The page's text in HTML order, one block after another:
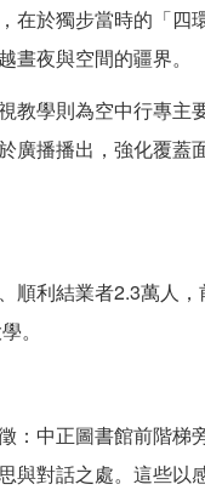
於獨步當時的「四
夜與空間的疆界。
教學則為空中行專主
廣播播出，強化覆蓋
順利結業者2.3萬人
。
：中正圖書館前階梯
與對話之處。這些以